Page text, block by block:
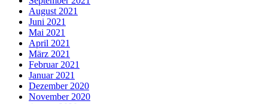
August 2021
Juni 2021
Mai 2021
April 2021
März 2021
Februar 2021
Januar 2021
Dezember 2020
November 2020